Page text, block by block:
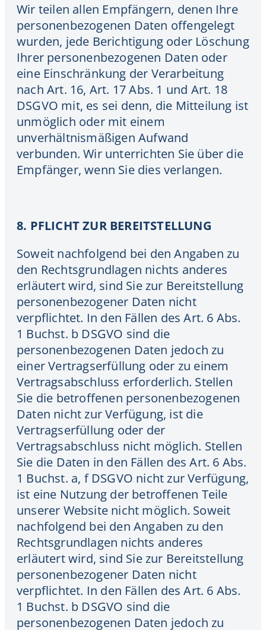
Wir teilen allen Empfängern, denen Ihre
personenbezogenen Daten offengelegt
wurden, jede Berichtigung oder Löschung
Ihrer personenbezogenen Daten oder
eine Einschränkung der Verarbeitung
nach Art. 16, Art. 17 Abs. 1 und Art. 18
DSGVO mit, es sei denn, die Mitteilung ist
unmöglich oder mit einem
unverhältnismäßigen Aufwand
verbunden. Wir unterrichten Sie über die
Empfänger, wenn Sie dies verlangen.
8. PFLICHT ZUR BEREITSTELLUNG
Soweit nachfolgend bei den Angaben zu
den Rechtsgrundlagen nichts anderes
erläutert wird, sind Sie zur Bereitstellung
personenbezogener Daten nicht
verpflichtet. In den Fällen des Art. 6 Abs.
1 Buchst. b DSGVO sind die
personenbezogenen Daten jedoch zu
einer Vertragserfüllung oder zu einem
Vertragsabschluss erforderlich. Stellen
Sie die betroffenen personenbezogenen
Daten nicht zur Verfügung, ist die
Vertragserfüllung oder der
Vertragsabschluss nicht möglich. Stellen
Sie die Daten in den Fällen des Art. 6 Abs.
1 Buchst. a, f DSGVO nicht zur Verfügung,
ist eine Nutzung der betroffenen Teile
unserer Website nicht möglich. Soweit
nachfolgend bei den Angaben zu den
Rechtsgrundlagen nichts anderes
erläutert wird, sind Sie zur Bereitstellung
personenbezogener Daten nicht
verpflichtet. In den Fällen des Art. 6 Abs.
1 Buchst. b DSGVO sind die
personenbezogenen Daten jedoch zu